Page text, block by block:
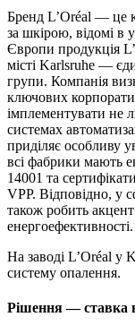
Бренд L’Oréal — це
за шкірою, відомі в
Європи продукція
місті Karlsruhe —
групи. Компанія
ключових
імплементувати не
системах
приділяє особливу
всі фабрики мають
14001 та
VPP. Відповідно, у
також робить
енергоефективності.
На заводі L’Oréal у
систему опалення.
Рішення — ставка